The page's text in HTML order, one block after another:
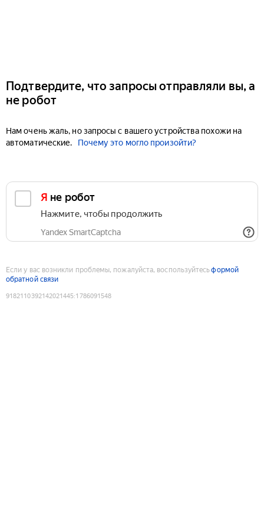
Подтвердите, что запросы отправляли вы, а
не робот
Нам очень жаль, но запросы с вашего устройства похожи на
автоматические.
Почему это могло произойти?
Я не робот
Нажмите, чтобы продолжить
Yandex SmartCaptcha
Если у вас возникли проблемы, пожалуйста, воспользуйтесьформой
обратной связи
9182110392142021445:1786091548